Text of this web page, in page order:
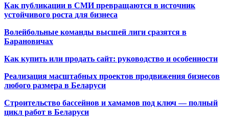
Как публикации в СМИ превращаются в источник
устойчивого роста для бизнеса
Волейбольные команды высшей лиги сразятся в
Барановичах
Как купить или продать сайт: руководство и особенности
Реализация масштабных проектов продвижения бизнесов
любого размера в Беларуси
Строительство бассейнов и хамамов под ключ — полный
цикл работ в Беларуси